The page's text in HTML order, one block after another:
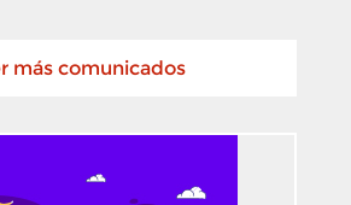
más comunicados